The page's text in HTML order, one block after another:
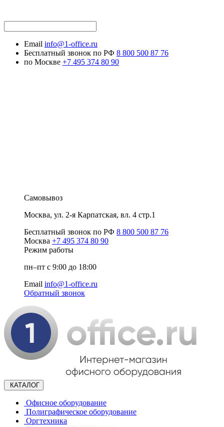
Email info@1-office.ru
Бесплатный звонок по РФ 8 800 500 87 76
по Москве +7 495 374 80 90
Самовывоз
Москва, ул. 2-я Карпатская, вл. 4 стр.1
Бесплатный звонок по РФ 8 800 500 87 76
Москва +7 495 374 80 90
Режим работы
пн–пт с 9:00 до 18:00
Email info@1-office.ru
Обратный звонок
КАТАЛОГ
Офисное оборудование
Полиграфическое оборудование
Оргтехника